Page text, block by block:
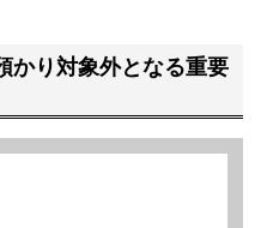
かり対象外となる重要